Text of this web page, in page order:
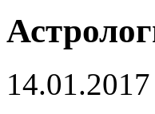
14.01.2017